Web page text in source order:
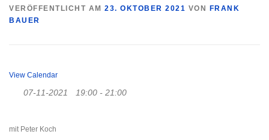
INTERESSANTES
VERÖFFENTLICHT AM 23. OKTOBER 2021 VON
FRANK
BAUER
View Calendar
07-11-2021 19:00 - 21:00
mit Peter Koch